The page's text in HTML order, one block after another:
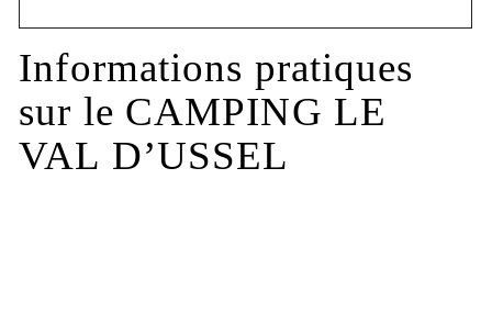
Informations pratiques
sur le CAMPING LE
VAL D’USSEL